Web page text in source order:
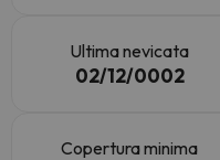
Ultima nevicata
02/12/0002
Copertura minima